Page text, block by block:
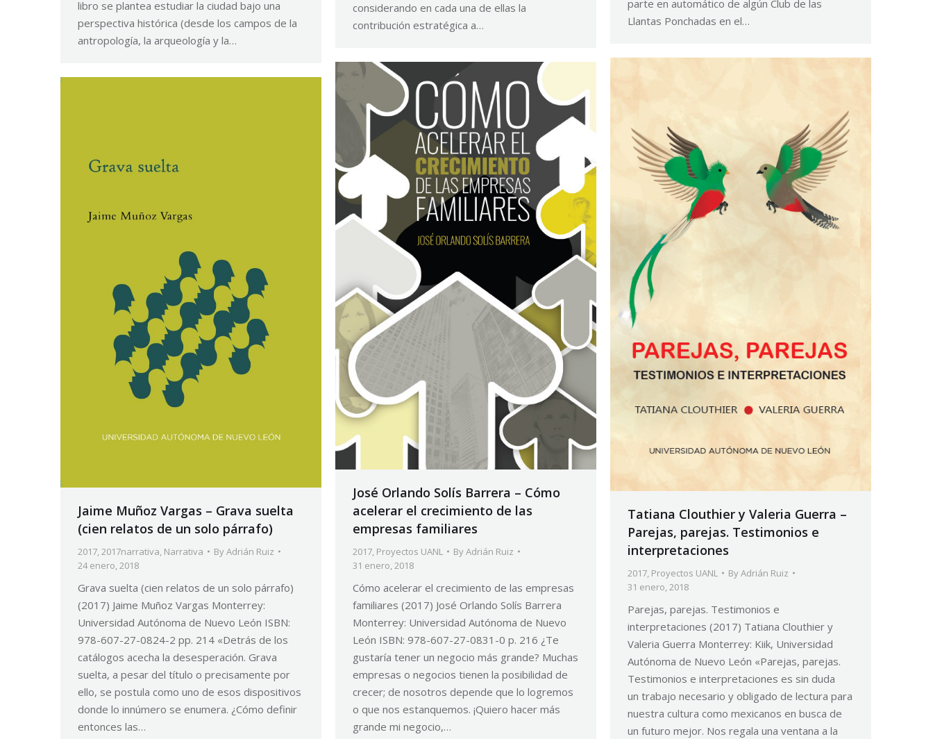
libro se plantea estudiar la ciudad bajo una
perspectiva histórica (desde los campos de la
antropología, la arqueología y la…
considerando en cada una de ellas la
contribución estratégica a…
parte en automático de algún Club de las
Llantas Ponchadas en el…
Tatiana Clouthier y Valeria Guerra –
Parejas, parejas. Testimonios e
interpretaciones
2017, Proyectos UANL ByAdrián Ruiz
31 enero, 2018
Parejas, parejas. Testimonios e
interpretaciones (2017) Tatiana Clouthier y
Valeria Guerra Monterrey: Kiik, Universidad
Autónoma de Nuevo León «Parejas, parejas.
Testimonios e interpretaciones es sin duda
un trabajo necesario y obligado de lectura para
nuestra cultura como mexicanos en busca de
un futuro mejor. Nos regala una ventana a la
José Orlando Solís Barrera – Cómo
acelerar el crecimiento de las
empresas familiares
2017, Proyectos UANL ByAdrián Ruiz
31 enero, 2018
Cómo acelerar el crecimiento de las empresas
familiares (2017) José Orlando Solís Barrera
Monterrey: Universidad Autónoma de Nuevo
León ISBN: 978-607-27-0831-0 p. 216 ¿Te
gustaría tener un negocio más grande? Muchas
empresas o negocios tienen la posibilidad de
crecer; de nosotros depende que lo logremos
o que nos estanquemos. ¡Quiero hacer más
grande mi negocio,…
Jaime Muñoz Vargas – Grava suelta
(cien relatos de un solo párrafo)
2017,2017narrativa, Narrativa ByAdrián Ruiz
24 enero, 2018
Grava suelta (cien relatos de un solo párrafo)
(2017) Jaime Muñoz Vargas Monterrey:
Universidad Autónoma de Nuevo León ISBN:
978-607-27-0824-2 pp. 214 «Detrás de los
catálogos acecha la desesperación. Grava
suelta, a pesar del título o precisamente por
ello, se postula como uno de esos dispositivos
donde lo innúmero se enumera. ¿Cómo definir
entonces las…